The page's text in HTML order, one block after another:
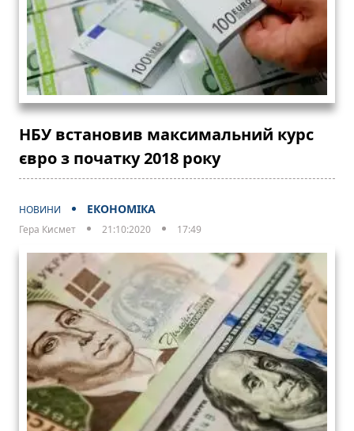
НБУ встановив максимальний курс
євро з початку 2018 року
НОВИНИ ЕКОНОМІКА
Гера Кисмет 21:10:2020 17:49